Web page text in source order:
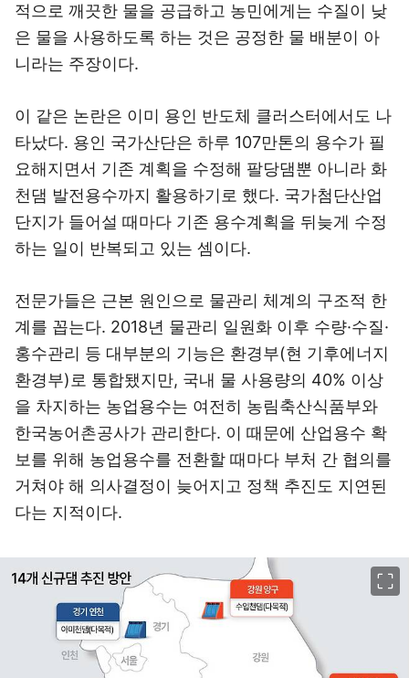
적으로 깨끗한 물을 공급하고 농민에게는 수질이 낮
은 물을 사용하도록 하는 것은 공정한 물 배분이 아
니라는 주장이다.
이 같은 논란은 이미 용인 반도체 클러스터에서도 나
타났다. 용인 국가산단은 하루 107만톤의 용수가 필
요해지면서 기존 계획을 수정해 팔당댐뿐 아니라 화
천댐 발전용수까지 활용하기로 했다. 국가첨단산업
단지가 들어설 때마다 기존 용수계획을 뒤늦게 수정
하는 일이 반복되고 있는 셈이다.
전문가들은 근본 원인으로 물관리 체계의 구조적 한
계를 꼽는다. 2018년 물관리 일원화 이후 수량·수질·
홍수관리 등 대부분의 기능은 환경부(현 기후에너지
환경부)로 통합됐지만, 국내 물 사용량의 40% 이상
을 차지하는 농업용수는 여전히 농림축산식품부와
한국농어촌공사가 관리한다. 이 때문에 산업용수 확
보를 위해 농업용수를 전환할 때마다 부처 간 협의를
거쳐야 해 의사결정이 늦어지고 정책 추진도 지연된
다는 지적이다.